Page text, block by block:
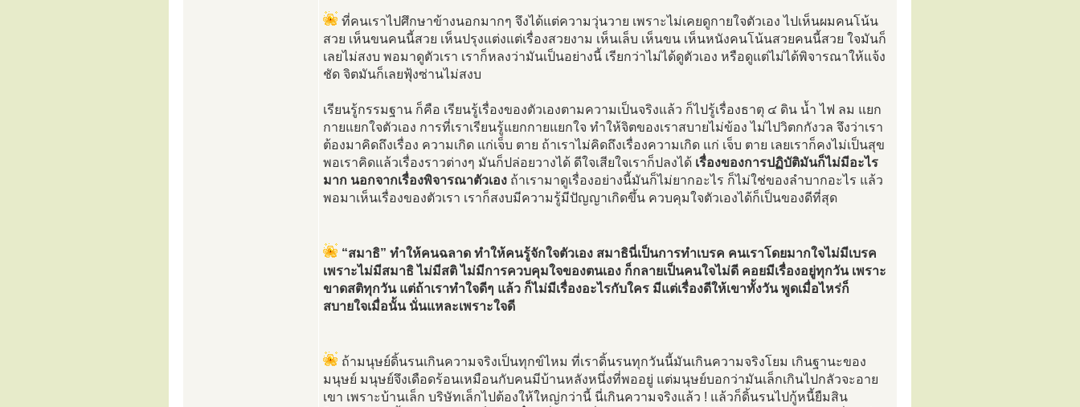
ที่คนเราไปศึกษาข้างนอกมากๆ จึงได้แต่ความวุ่นวาย เพราะไม่เคยดูกายใจตัวเอง ไปเห็นผมคนโน้น
สวย เห็นขนคนนี้สวย เห็นปรุงแต่งแต่เรื่องสวยงาม เห็นเล็บ เห็นขน เห็นหนังคนโน้นสวยคนนี้สวย ใจมันก็
เลยไม่สงบ พอมาดูตัวเรา เราก็หลงว่ามันเป็นอย่างนี้ เรียกว่าไม่ได้ดูตัวเอง หรือดูแต่ไม่ได้พิจารณาให้แจ้ง
ชัด จิตมันก็เลยฟุ้งซ่านไม่สงบ
เรียนรู้กรรมฐาน ก็คือ เรียนรู้เรื่องของตัวเองตามความเป็นจริงแล้ว ก็ไปรู้เรื่องธาตุ ๔ ดิน น้ำ ไฟ ลม แยก
กายแยกใจตัวเอง การที่เราเรียนรู้แยกกายแยกใจ ทำให้จิตของเราสบายไม่ข้อง ไม่ไปวิตกกังวล จึงว่าเรา
ต้องมาคิดถึงเรื่อง ความเกิด แก่เจ็บ ตาย ถ้าเราไม่คิดถึงเรื่องความเกิด แก่ เจ็บ ตาย เลยเราก็คงไม่เป็นสุข
พอเราคิดแล้วเรื่องราวต่างๆ มันก็ปล่อยวางได้ ดีใจเสียใจเราก็ปลงได้ เรื่องของการปฏิบัติมันก็ไม่มีอะไร
มาก นอกจากเรื่องพิจารณาตัวเอง ถ้าเรามาดูเรื่องอย่างนี้มันก็ไม่ยากอะไร ก็ไม่ใช่ของลำบากอะไร แล้ว
พอมาเห็นเรื่องของตัวเรา เราก็สงบมีความรู้มีปัญญาเกิดขึ้น ควบคุมใจตัวเองได้ก็เป็นของดีที่สุด
“สมาธิ” ทำให้คนฉลาด ทำให้คนรู้จักใจตัวเอง สมาธินี่เป็นการทำเบรค คนเราโดยมากใจไม่มีเบรค
เพราะไม่มีสมาธิ ไม่มีสติ ไม่มีการควบคุมใจของตนเอง ก็กลายเป็นคนใจไม่ดี คอยมีเรื่องอยู่ทุกวัน เพราะ
ขาดสติทุกวัน แต่ถ้าเราทำใจดีๆ แล้ว ก็ไม่มีเรื่องอะไรกับใคร มีแต่เรื่องดีให้เขาทั้งวัน พูดเมื่อไหร่ก็
สบายใจเมื่อนั้น นั่นแหละเพราะใจดี
ถ้ามนุษย์ดิ้นรนเกินความจริงเป็นทุกข์ไหม ที่เราดิ้นรนทุกวันนี้มันเกินความจริงโยม เกินฐานะของ
มนุษย์ มนุษย์จึงเดือดร้อนเหมือนกับคนมีบ้านหลังหนึ่งที่พออยู่ แต่มนุษย์บอกว่ามันเล็กเกินไปกลัวจะอาย
เขา เพราะบ้านเล็ก บริษัทเล็กไปต้องให้ใหญ่กว่านี้ นี่เกินความจริงแล้ว ! แล้วก็ดิ้นรนไปกู้หนี้ยืมสิน